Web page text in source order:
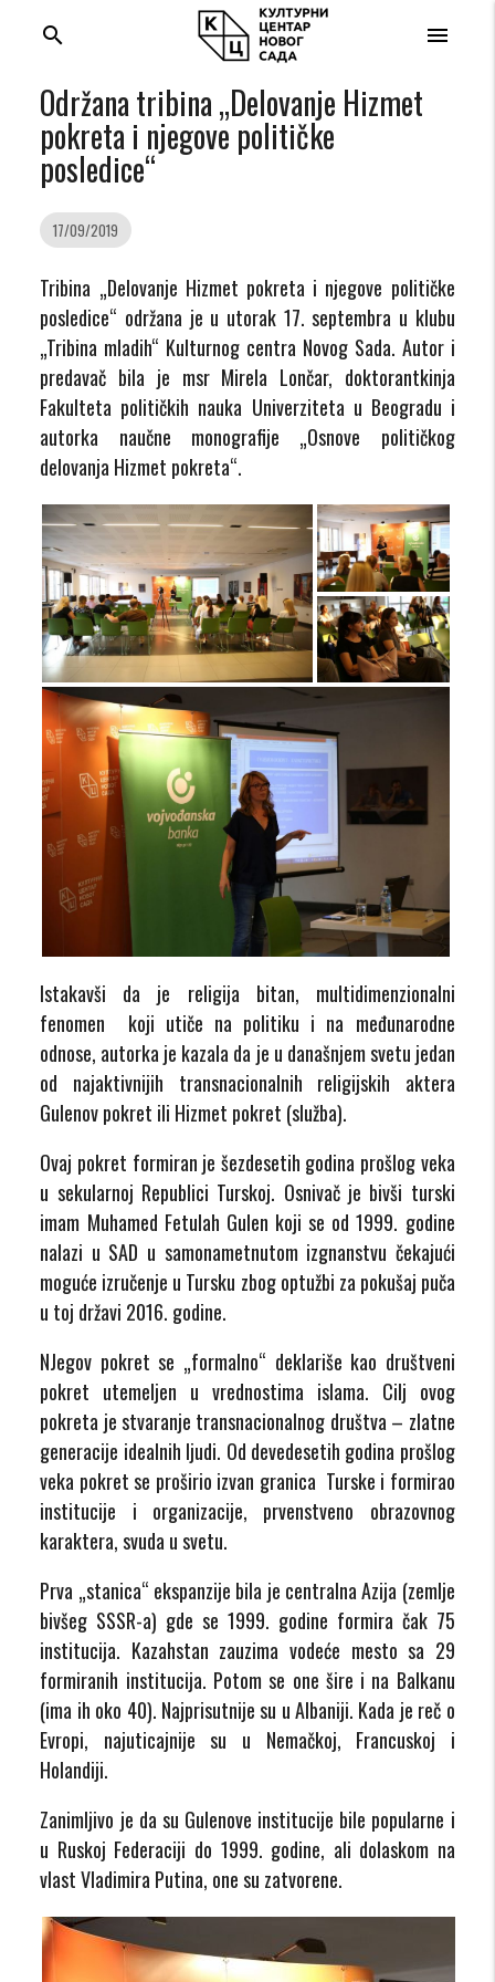
menu
search
Održana tribina „Delovanje Hizmet
pokreta i njegove političke
posledice“
17/09/2019
Tribina „Delovanje Hizmet pokreta i njegove političke
posledice“ održana je u utorak 17. septembra u klubu
„Tribina mladih“ Kulturnog centra Novog Sada. Autor i
predavač bila je msr Mirela Lončar, doktorantkinja
Fakulteta političkih nauka Univerziteta u Beogradu i
autorka naučne monografije „Osnove političkog
delovanja Hizmet pokreta“.
Istakavši da je religija bitan, multidimenzionalni
fenomen koji utiče na politiku i na međunarodne
odnose, autorka je kazala da je u današnjem svetu jedan
od najaktivnijih transnacionalnih religijskih aktera
Gulenov pokret ili Hizmet pokret (služba).
Ovaj pokret formiran je šezdesetih godina prošlog veka
u sekularnoj Republici Turskoj. Osnivač je bivši turski
imam Muhamed Fetulah Gulen koji se od 1999. godine
nalazi u SAD u samonametnutom izgnanstvu čekajući
moguće izručenje u Tursku zbog optužbi za pokušaj puča
u toj državi 2016. godine.
NJegov pokret se „formalno“ deklariše kao društveni
pokret utemeljen u vrednostima islama. Cilj ovog
pokreta je stvaranje transnacionalnog društva – zlatne
generacije idealnih ljudi. Od devedesetih godina prošlog
veka pokret se proširio izvan granica Turske i formirao
institucije i organizacije, prvenstveno obrazovnog
karaktera, svuda u svetu.
Prva „stanica“ ekspanzije bila je centralna Azija (zemlje
bivšeg SSSR-a) gde se 1999. godine formira čak 75
institucija. Kazahstan zauzima vodeće mesto sa 29
formiranih institucija. Potom se one šire i na Balkanu
(ima ih oko 40). Najprisutnije su u Albaniji. Kada je reč o
Evropi, najuticajnije su u Nemačkoj, Francuskoj i
Holandiji.
Zanimljivo je da su Gulenove institucije bile popularne i
u Ruskoj Federaciji do 1999. godine, ali dolaskom na
vlast Vladimira Putina, one su zatvorene.